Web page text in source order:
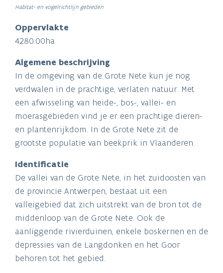
Habitat- en vogelrichtlijn gebieden
Oppervlakte
4280.00ha
Algemene beschrijving
In de omgeving van de Grote Nete kun je nog
verdwalen in de prachtige, verlaten natuur. Met
een afwisseling van heide-, bos-, vallei- en
moerasgebieden vind je er een prachtige dieren-
en plantenrijkdom. In de Grote Nete zit de
grootste populatie van beekprik in Vlaanderen.
Identificatie
De vallei van de Grote Nete, in het zuidoosten van
de provincie Antwerpen, bestaat uit een
valleigebied dat zich uitstrekt van de bron tot de
middenloop van de Grote Nete. Ook de
aanliggende rivierduinen, enkele boskernen en de
depressies van de Langdonken en het Goor
behoren tot het gebied.